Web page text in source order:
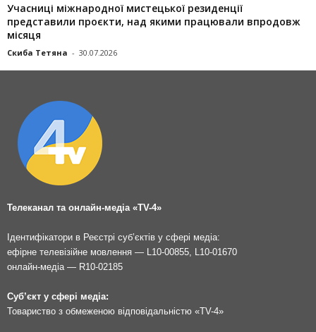
Учасниці міжнародної мистецької резиденції
представили проєкти, над якими працювали впродовж
місяця
Скиба Тетяна - 30.07.2026
Телеканал та онлайн-медіа «TV-4»
Ідентифікатори в Реєстрі суб’єктів у сфері медіа:
ефірне телевізійне мовлення — L10-00855, L10-01670
онлайн-медіа — R10-02185
Суб’єкт у сфері медіа:
Товариство з обмеженою відповідальністю «TV-4»